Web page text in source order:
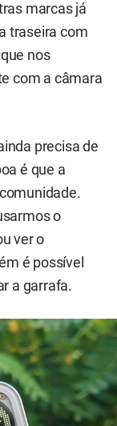
marcas já
traseira com
nos
com a câmara
precisa de
é que a
o
ver o
é possível
a garrafa.